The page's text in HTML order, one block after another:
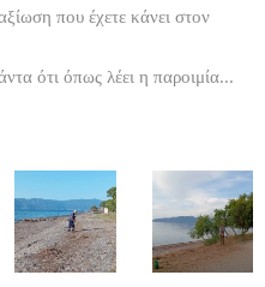
που έχετε κάνει στον
ότι όπως λέει η παροιμία...